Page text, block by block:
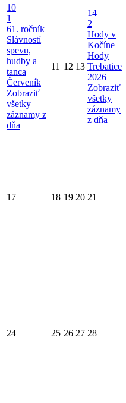
10
1
61. ročník
Slávností
spevu,
hudby a
tanca
Červeník
Zobraziť
všetky
záznamy z
dňa
11 12 13
14
2
Hody v
Kočíne
Hody
Trebatice
2026
Zobraziť
všetky
záznamy
z dňa
17 18 19 20 21
24 25 26 27 28